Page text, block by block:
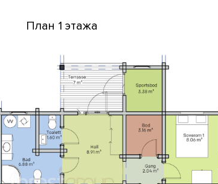
План 1 этажа